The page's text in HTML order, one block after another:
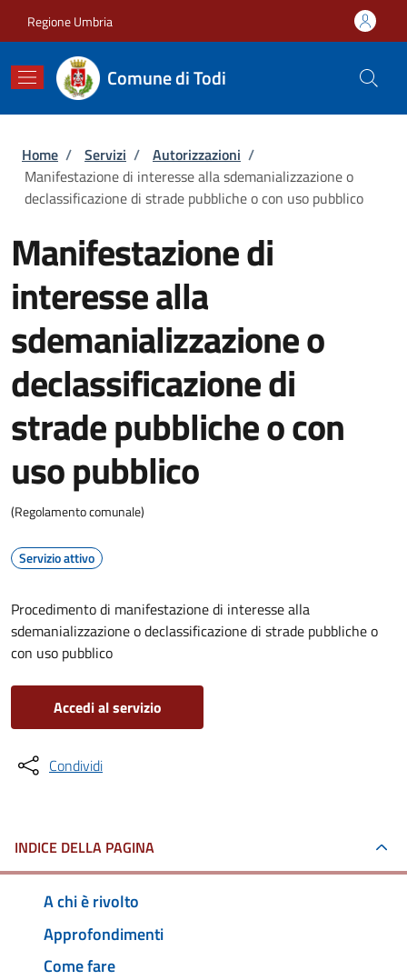
Regione Umbria
Comune di Todi
Briciole di pane
Home / Servizi / Autorizzazioni /
Manifestazione di interesse alla sdemanializzazione o
declassificazione di strade pubbliche o con uso pubblico
Manifestazione di
interesse alla
sdemanializzazione o
declassificazione di
strade pubbliche o con
uso pubblico
(Regolamento comunale)
Servizio attivo
Procedimento di manifestazione di interesse alla
sdemanializzazione o declassificazione di strade pubbliche o
con uso pubblico
Accedi al servizio
Condividi
INDICE DELLA PAGINA
A chi è rivolto
Approfondimenti
Come fare